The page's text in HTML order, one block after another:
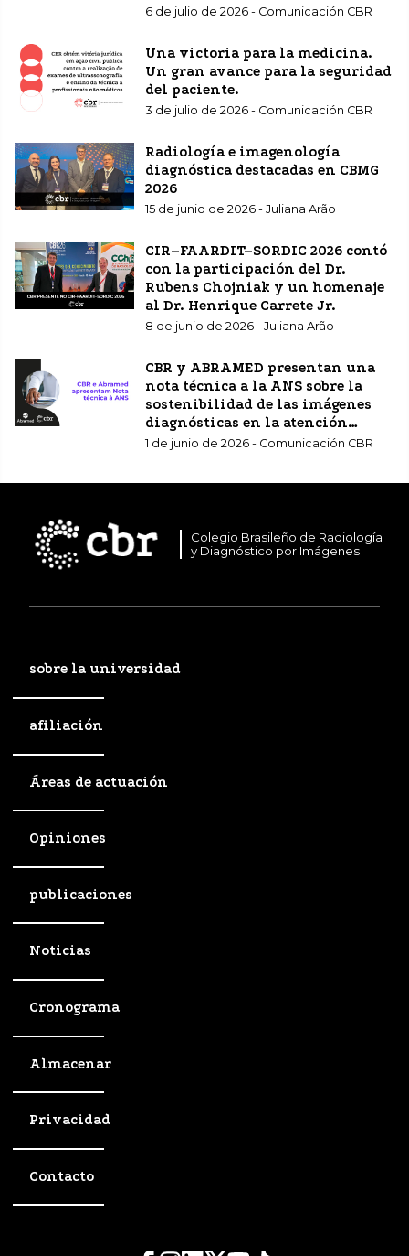
6 de julio de 2026 - Comunicación CBR
Una victoria para la medicina.
Un gran avance para la seguridad
del paciente.
3 de julio de 2026 - Comunicación CBR
Radiología e imagenología
diagnóstica destacadas en CBMG
2026
15 de junio de 2026 - Juliana Arão
CIR–FAARDIT–SORDIC 2026 contó
con la participación del Dr.
Rubens Chojniak y un homenaje
al Dr. Henrique Carrete Jr.
8 de junio de 2026 - Juliana Arão
CBR y ABRAMED presentan una
nota técnica a la ANS sobre la
sostenibilidad de las imágenes
diagnósticas en la atención
sanitaria complementaria.
1 de junio de 2026 - Comunicación CBR
Colegio Brasileño de Radiología
y Diagnóstico por Imágenes
sobre la universidad
afiliación
Áreas de actuación
Opiniones
publicaciones
Noticias
Cronograma
Almacenar
Privacidad
Contacto